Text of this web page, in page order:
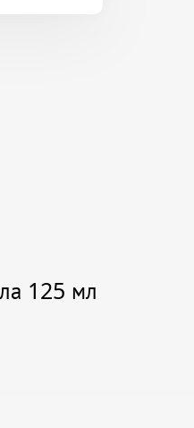
125 мл